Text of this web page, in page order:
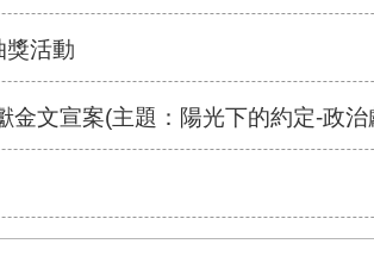
獎活動
金文宣案(主題：陽光下的約定-政治